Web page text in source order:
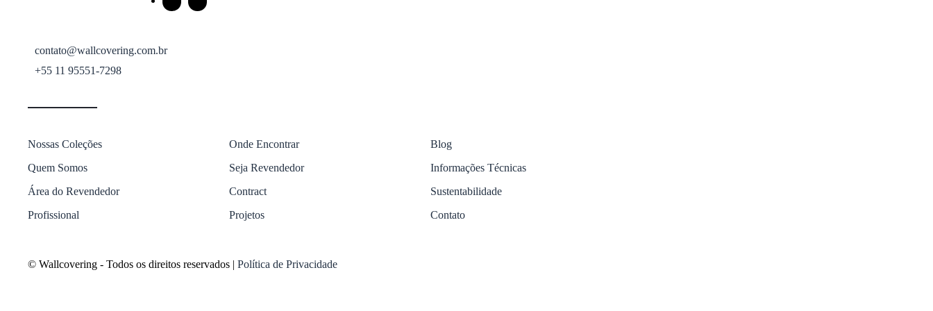
contato@wallcovering.com.br
+55 11 95551-7298
Nossas Coleções
Quem Somos
Área do Revendedor
Profissional
Onde Encontrar
Seja Revendedor
Contract
Projetos
Blog
Informações Técnicas
Sustentabilidade
Contato
© Wallcovering - Todos os direitos reservados | Política de Privacidade